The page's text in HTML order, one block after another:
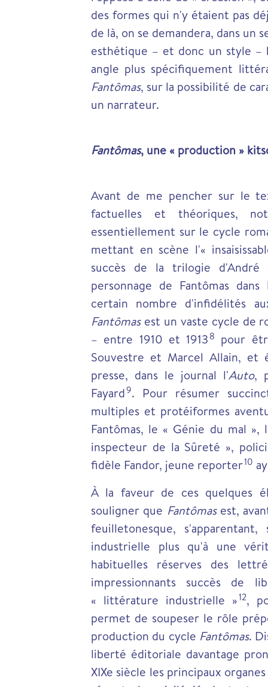
des formes qui n'y étaient pas
de là, on se demandera, dans un
esthétique – et donc un style –
angle plus spécifiquement
Fantômas, sur la possibilité de
un narrateur.
Fantômas, une « production »
Avant de me pencher sur le
factuelles et théoriques,
essentiellement sur le cycle
mettant en scène l'«
succès de la trilogie d'André
personnage de Fantômas
certain nombre d'infidélités
Fantômasest un vaste cycle de
– entre 1910 et 19138 pour
Souvestre et Marcel Allain,
presse, dans le journal l'Auto,
Fayard9. Pour résumer
multiples et protéiformes
Fantômas, le « Génie du mal
inspecteur de la Sûreté »,
fidèle Fandor, jeune reporter10
À la faveur de ces quelques
souligner que Fantômasest,
feuilletonesque,
industrielle plus qu'à une
habituelles réserves des
impressionnants succès de
« littérature industrielle »12,
permet de soupeser le rôle
production du cycle Fantômas.
liberté éditoriale davantage
XIXe siècle les principaux